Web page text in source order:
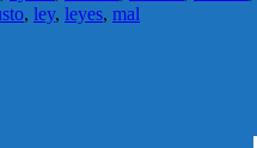
, ley, leyes, mal